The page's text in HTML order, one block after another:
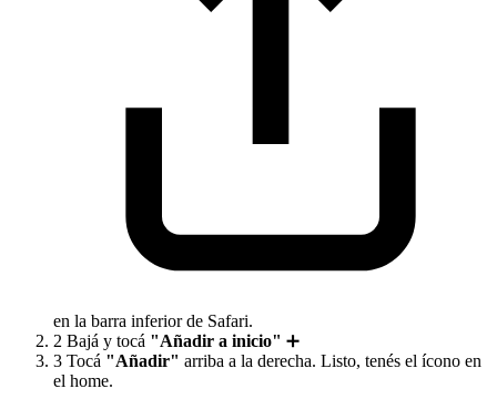
en la barra inferior de Safari.
2 Bajá y tocá "Añadir a inicio" ➕
3 Tocá "Añadir" arriba a la derecha. Listo, tenés el ícono en
el home.